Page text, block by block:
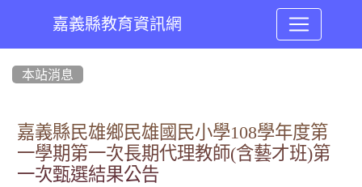
嘉義縣教育資訊網
本站消息
嘉義縣民雄鄉民雄國民小學108學年度第
一學期第一次長期代理教師(含藝才班)第
一次甄選結果公告